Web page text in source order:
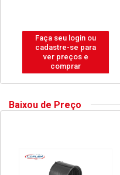
Faça seu login ou
cadastre-se para
ver preços e
comprar
Baixou de Preço